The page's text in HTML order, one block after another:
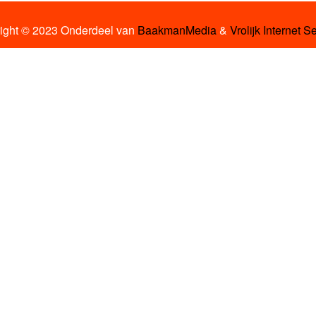
© 2023 Onderdeel van BaakmanMedia& Vrolijk Internet